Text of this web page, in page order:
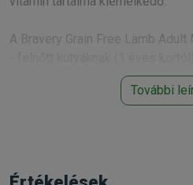
A Bravery Grain Free Lamb
- a kisebb fogaknak megfelelő
glutént)
További